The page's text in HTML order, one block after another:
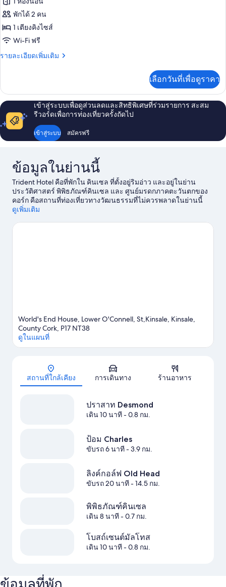
สิ
กดับเบิล
ทั้งหมด
ของ
ห้อง
พัก
พักได้ 2 คน
1 เตียงคิงไซส์
Wi-Fi ฟรี
รายละเอียดเพิ่มเติม
ราย
เกี่ยว
กับ
ห้อง
พัก
เลือกวันที่เพื่อดูราคา
เข้าสู่ระบบเพื่อดูส่วนลดและสิทธิพิเศษที่ร่วมรายการ สะสม
รีวอร์ดเพื่อการท่องเที่ยวครั้งถัดไป
เข้าสู่ระบบ สมัครฟรี
ข้อมูลในย่านนี้
Trident Hotel คือที่พักใน คินเซล ที่ตั้งอยู่ริมอ่าว และอยู่ในย่าน
ประวัติศาสตร์ พิพิธภัณฑ์คินเซล และ ศูนย์มรดกภาคตะวันตกของ
คอร์ก คือสถานที่ท่องเที่ยวทางวัฒนธรรมที่ไม่ควรพลาดในย่านนี้
ส่วนสถานที่สำหรับนักเดินทางที่ชอบทำกิจกรรมคือ คินเซลล์กอล์ฟ
James เป็นสถานที่แนะนำอีกสองแห่งที่ไม่ควรพลาด เปิดโลกแห่ง
ดูเพิ่มเติม
World's End House, Lower O'Connell, St,Kinsale, Kinsale,
County Cork, P17 NT38
ดูในแผนที่
สถานที่ใกล้เคียง การเดินทาง ร้านอาหาร
ปราสาท Desmond
เดิน 10 นาที- 0.8 กม.
ป้อม Charles
ขับรถ 6 นาที- 3.9 กม.
ลิงค์กอล์ฟ Old Head
ขับรถ 20 นาที- 14.5 กม.
พิพิธภัณฑ์คินเซล
เดิน 8 นาที- 0.7 กม.
โบสถ์เซนต์มัลโทส
เดิน 10 นาที- 0.8 กม.